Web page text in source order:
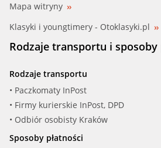
Mapa witryny
Klasyki i youngtimery - Otoklasyki.pl
Rodzaje transportu i sposoby
Rodzaje transportu
• Paczkomaty InPost
• Firmy kurierskie InPost, DPD
• Odbiór osobisty Kraków
Sposoby płatności